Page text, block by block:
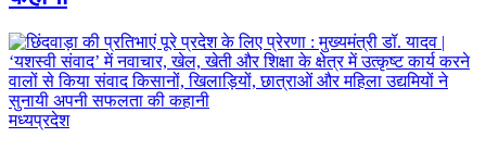
मध्यप्रदेश